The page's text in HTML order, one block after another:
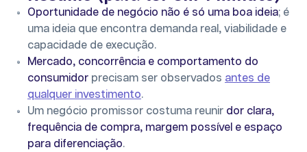
Oportunidade de negócio não é só uma boa ideia; é
uma ideia que encontra demanda real, viabilidade e
capacidade de execução.
Mercado, concorrência e comportamento do
consumidor precisam ser observados antes de
qualquer investimento.
Um negócio promissor costuma reunir dor clara,
frequência de compra, margem possível e espaço
para diferenciação.